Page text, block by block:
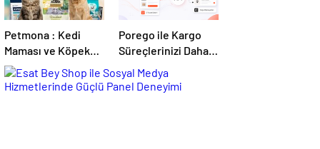
Petmona : Kedi
Maması ve Köpek
Maması İle Tüm
Evcil Hayvan
Porego ile Kargo
Süreçlerinizi Daha
Kolay Yönetin